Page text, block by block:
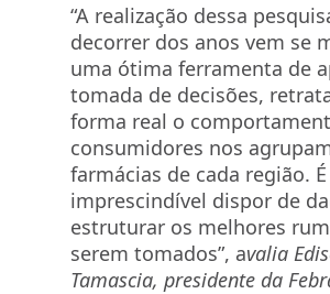
“A realização dessa
decorrer dos anos vem se
uma ótima ferramenta de
tomada de decisões,
forma real o
consumidores nos
farmácias de cada região. É
imprescindível dispor de
estruturar os melhores
serem tomados”, avalia
Tamascia, presidente da